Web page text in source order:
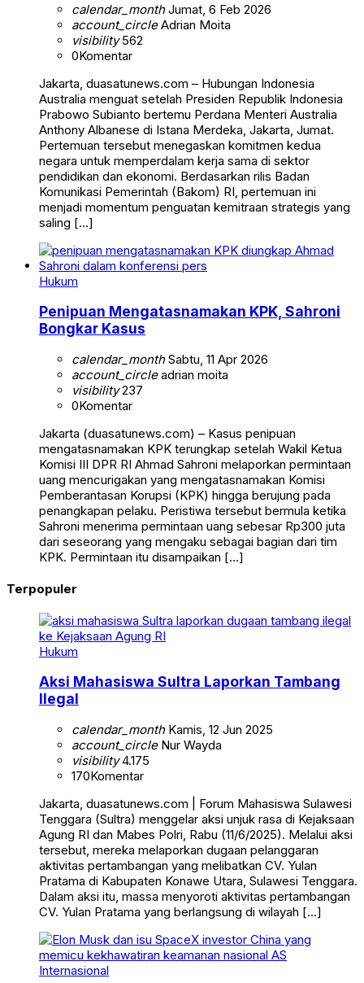
calendar_monthJumat, 6 Feb 2026
account_circleAdrian Moita
visibility562
0Komentar
Jakarta, duasatunews.com – Hubungan Indonesia
Australia menguat setelah Presiden Republik Indonesia
Prabowo Subianto bertemu Perdana Menteri Australia
Anthony Albanese di Istana Merdeka, Jakarta, Jumat.
Pertemuan tersebut menegaskan komitmen kedua
negara untuk memperdalam kerja sama di sektor
pendidikan dan ekonomi. Berdasarkan rilis Badan
Komunikasi Pemerintah (Bakom) RI, pertemuan ini
menjadi momentum penguatan kemitraan strategis yang
saling […]
Hukum
Penipuan Mengatasnamakan KPK, Sahroni
Bongkar Kasus
calendar_monthSabtu, 11 Apr 2026
account_circleadrian moita
visibility237
0Komentar
Jakarta (duasatunews.com) – Kasus penipuan
mengatasnamakan KPK terungkap setelah Wakil Ketua
Komisi III DPR RI Ahmad Sahroni melaporkan permintaan
uang mencurigakan yang mengatasnamakan Komisi
Pemberantasan Korupsi (KPK) hingga berujung pada
penangkapan pelaku. Peristiwa tersebut bermula ketika
Sahroni menerima permintaan uang sebesar Rp300 juta
dari seseorang yang mengaku sebagai bagian dari tim
KPK. Permintaan itu disampaikan […]
Terpopuler
Hukum
Aksi Mahasiswa Sultra Laporkan Tambang
Ilegal
calendar_monthKamis, 12 Jun 2025
account_circleNur Wayda
visibility4.175
170Komentar
Jakarta, duasatunews.com | Forum Mahasiswa Sulawesi
Tenggara (Sultra) menggelar aksi unjuk rasa di Kejaksaan
Agung RI dan Mabes Polri, Rabu (11/6/2025). Melalui aksi
tersebut, mereka melaporkan dugaan pelanggaran
aktivitas pertambangan yang melibatkan CV. Yulan
Pratama di Kabupaten Konawe Utara, Sulawesi Tenggara.
Dalam aksi itu, massa menyoroti aktivitas pertambangan
CV. Yulan Pratama yang berlangsung di wilayah […]
Internasional